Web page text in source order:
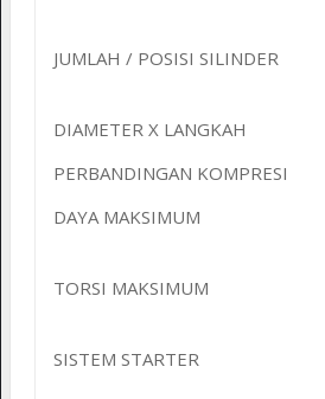
JUMLAH / POSISI SILINDER
DIAMETER X LANGKAH
PERBANDINGAN KOMPRESI
DAYA MAKSIMUM
TORSI MAKSIMUM
SISTEM STARTER